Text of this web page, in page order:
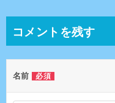
ビ
ゲ
ー
コメントを残す
名前 必須